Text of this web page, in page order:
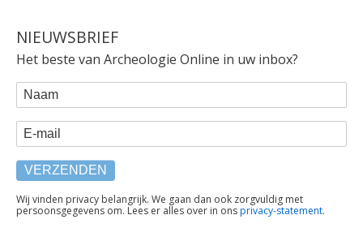
NIEUWSBRIEF
Het beste van Archeologie Online in uw inbox?
WEBFORM
Naam
E-mail
TEKST
ONDER
Wij vinden privacy belangrijk. We gaan dan ook zorgvuldig met
persoonsgegevens om. Lees er alles over in onsprivacy-statement.